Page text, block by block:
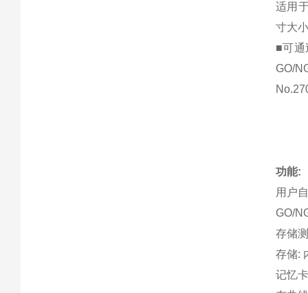
适用
寸大
■可通
GO/
功能:
用户
GO/
存储
存储:
记忆